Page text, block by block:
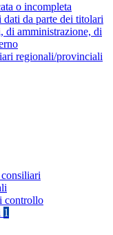
o incompleta
dati da parte dei titolari
di amministrazione, di
regionali/provinciali
controllo
1